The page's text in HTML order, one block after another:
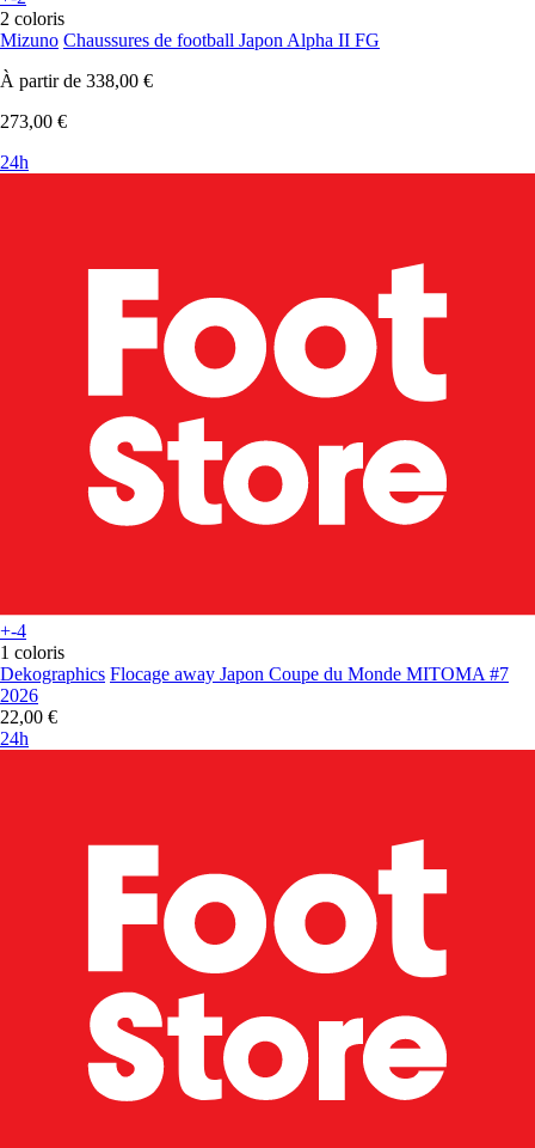
2 coloris
Mizuno Chaussures de football Japon Alpha II FG
À partir de 338,00 €
273,00 €
24h
+-4
1 coloris
Dekographics Flocage away Japon Coupe du Monde MITOMA #7
2026
22,00 €
24h